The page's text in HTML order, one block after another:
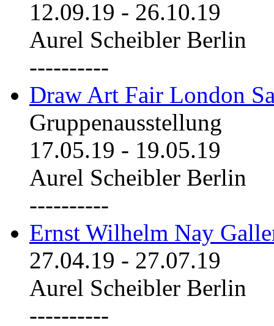
12.09.19 - 26.10.19
Aurel Scheibler Berlin
----------
Draw Art Fair London
Gruppenausstellung
17.05.19 - 19.05.19
Aurel Scheibler Berlin
----------
Ernst Wilhelm Nay
27.04.19 - 27.07.19
Aurel Scheibler Berlin
----------